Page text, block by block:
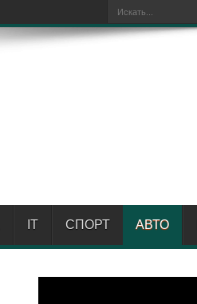
IT СПОРТ АВТО